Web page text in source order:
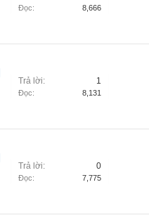
Đọc: 8,666
Trả lời: 1
Đọc: 8,131
Trả lời: 0
Đọc: 7,775